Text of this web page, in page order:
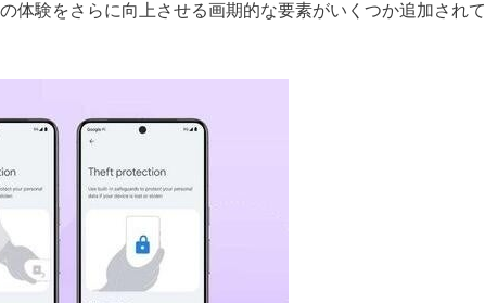
体験をさらに向上させる画期的な要素がいくつか追加されて